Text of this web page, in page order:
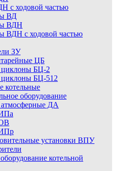
с ходовой частью
ВД
ВДН
ВДН с ходовой частью
ЗУ
ЦБ
циклоны БЦ-2
циклоны БЦ-512
котельные
оборудование
атмосферные ДА
установки ВПУ
котельной